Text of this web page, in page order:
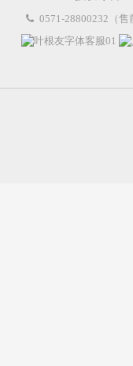
0571-28800232（售